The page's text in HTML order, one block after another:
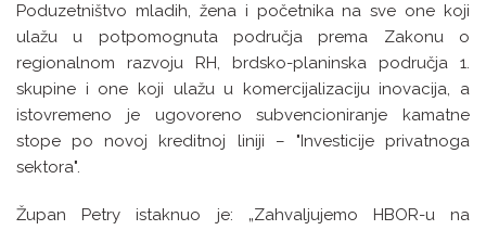
Poduzetništvo mladih, žena i početnika na sve one koji
ulažu u potpomognuta područja prema Zakonu o
regionalnom razvoju RH, brdsko-planinska područja 1.
skupine i one koji ulažu u komercijalizaciju inovacija, a
istovremeno je ugovoreno subvencioniranje kamatne
stope po novoj kreditnoj liniji – "Investicije privatnoga
sektora".
Župan Petry istaknuo je: „Zahvaljujemo HBOR-u na